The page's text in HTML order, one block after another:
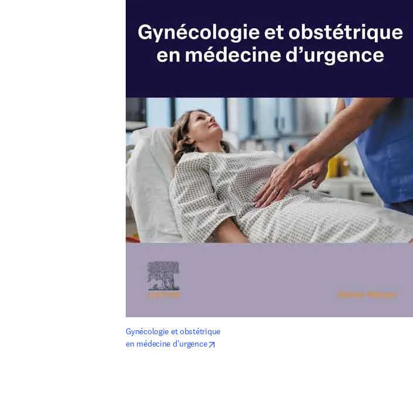
Gynécologie et obstétrique
en médecine d'urgence